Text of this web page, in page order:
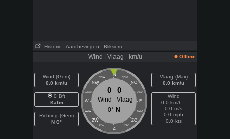
Historie - Aardbevingen - Bliksem
Wind | Vlaag - km/u Offline
Wind (Gem)
0.0 km/u
0 Bft
Kalm
Richting (Gem)
N 0°
N
NNW NNO
NW NO
WNW ONO
W E
WZW OZO
ZW ZO
ZZW ZZO
Z
0 0
Wind
Vlaag
0° N
Vlaag (Max)
0.0 km/u
Wind
0.0 km/h =
0.0 m/s
0.0 mph
0.0 kts